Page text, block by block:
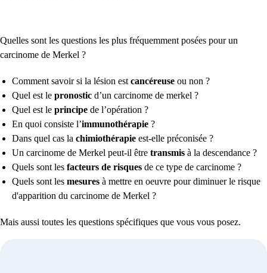
Quelles sont les questions les plus fréquemment posées pour un
carcinome de Merkel ?
Comment savoir si la lésion est cancéreuse ou non ?
Quel est le pronostic d’un carcinome de merkel ?
Quel est le principe de l’opération ?
En quoi consiste l’immunothérapie ?
Dans quel cas la chimiothérapie est-elle préconisée ?
Un carcinome de Merkel peut-il être transmis à la descendance ?
Quels sont les facteurs de risques de ce type de carcinome ?
Quels sont les mesures à mettre en oeuvre pour diminuer le risque
d'apparition du carcinome de Merkel ?
Mais aussi toutes les questions spécifiques que vous vous posez.